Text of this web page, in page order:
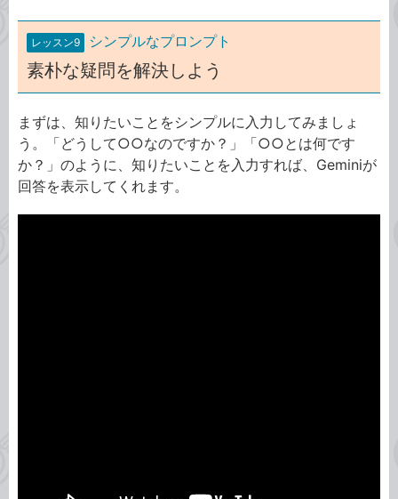
レッスン9 シンプルなプロンプト
素朴な疑問を解決しよう
まずは、知りたいことをシンプルに入力してみましょ
う。「どうして○○なのですか？」「○○とは何です
か？」のように、知りたいことを入力すれば、Geminiが
回答を表示してくれます。